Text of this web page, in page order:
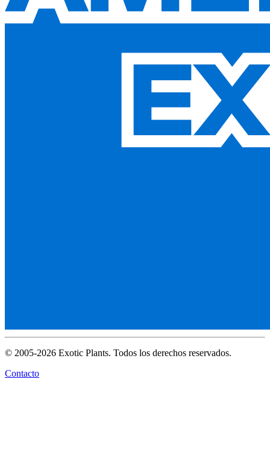
© 2005-2026 Exotic Plants. Todos los derechos reservados.
Contacto